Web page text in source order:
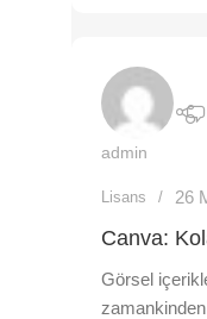
admin
Lisans 26
Canva:
Görsel